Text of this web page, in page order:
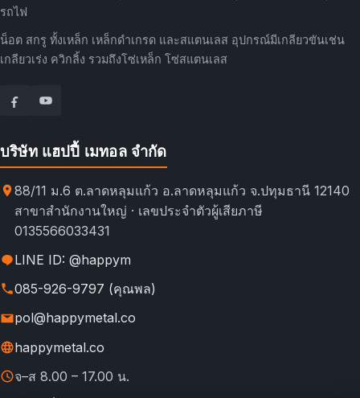
รถไฟ
น็อต สกรู ทั้งเหล็ก เหล็กดำเกรด และสแตนเลส อุปกรณ์มีเกลียวขันเช่น
เกลียวเร่ง ควิกลิ้ง รวมถึงโซ่เหล็ก โซ่สแตนเลส
บริษัท แฮปปี้ เมทอล จำกัด
88/11 ม.6 ต.ลาดหลุมแก้ว อ.ลาดหลุมแก้ว จ.ปทุมธานี 12140
สาขาสำนักงานใหญ่ · เลขประจำตัวผู้เสียภาษี
0135566033431
LINE ID: @happym
085-926-9797 (คุณพล)
pol@happymetal.co
happymetal.co
จ–ส 8.00 – 17.00 น.